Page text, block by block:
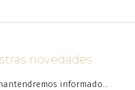
novedades
informado...